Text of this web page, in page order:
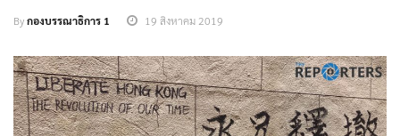
Byกองบรรณาธิการ 1 19 สิงหาคม 2019